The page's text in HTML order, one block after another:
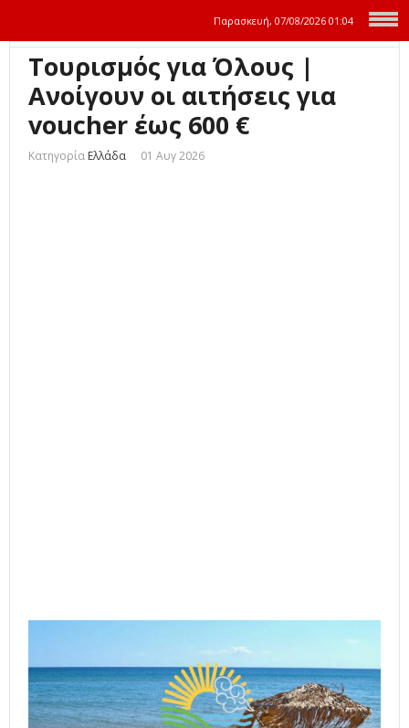
Παρασκευή, 07/08/2026 01:04
Τουρισμός για Όλους |
Ανοίγουν οι αιτήσεις για
voucher έως 600 €
Κατηγορία Ελλάδα 01 Αυγ 2026